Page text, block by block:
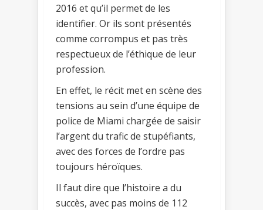
2016 et qu’il permet de les
identifier. Or ils sont présentés
comme corrompus et pas très
respectueux de l’éthique de leur
profession.
En effet, le récit met en scène des
tensions au sein d’une équipe de
police de Miami chargée de saisir
l’argent du trafic de stupéfiants,
avec des forces de l’ordre pas
toujours héroïques.
Il faut dire que l’histoire a du
succès, avec pas moins de 112